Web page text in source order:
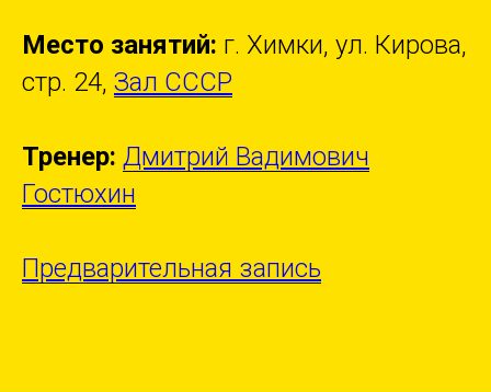
Место занятий: г. Химки, ул. Кирова,
стр. 24, Зал СССР
Тренер: Дмитрий Вадимович
Гостюхин
Предварительная запись